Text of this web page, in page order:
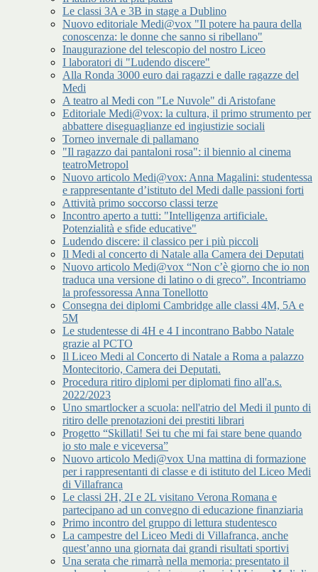
Le classi 3A e 3B in stage a Dublino
Nuovo editoriale Medi@vox "Il potere ha paura della
conoscenza: le donne che sanno si ribellano"
Inaugurazione del telescopio del nostro Liceo
I laboratori di "Ludendo discere"
Alla Ronda 3000 euro dai ragazzi e dalle ragazze del
Medi
A teatro al Medi con "Le Nuvole" di Aristofane
Editoriale Medi@vox: la cultura, il primo strumento per
abbattere diseguaglianze ed ingiustizie sociali
Torneo invernale di pallamano
"Il ragazzo dai pantaloni rosa": il biennio al cinema
teatroMetropol
Nuovo articolo Medi@vox: Anna Magalini: studentessa
e rappresentante d’istituto del Medi dalle passioni forti
Attività primo soccorso classi terze
Incontro aperto a tutti: "Intelligenza artificiale.
Potenzialità e sfide educative"
Ludendo discere: il classico per i più piccoli
Il Medi al concerto di Natale alla Camera dei Deputati
Nuovo articolo Medi@vox “Non c’è giorno che io non
traduca una versione di latino o di greco”. Incontriamo
la professoressa Anna Tonellotto
Consegna dei diplomi Cambridge alle classi 4M, 5A e
5M
Le studentesse di 4H e 4 I incontrano Babbo Natale
grazie al PCTO
Il Liceo Medi al Concerto di Natale a Roma a palazzo
Montecitorio, Camera dei Deputati.
Procedura ritiro diplomi per diplomati fino all'a.s.
2022/2023
Uno smartlocker a scuola: nell'atrio del Medi il punto di
ritiro delle prenotazioni dei prestiti librari
Progetto “Skillati! Sei tu che mi fai stare bene quando
io sto male e viceversa”
Nuovo articolo Medi@vox Una mattina di formazione
per i rappresentanti di classe e di istituto del Liceo Medi
di Villafranca
Le classi 2H, 2I e 2L visitano Verona Romana e
partecipano ad un convegno di educazione finanziaria
Primo incontro del gruppo di lettura studentesco
La campestre del Liceo Medi di Villafranca, anche
quest’anno una giornata dai grandi risultati sportivi
Una serata che rimarrà nella memoria: presentato il